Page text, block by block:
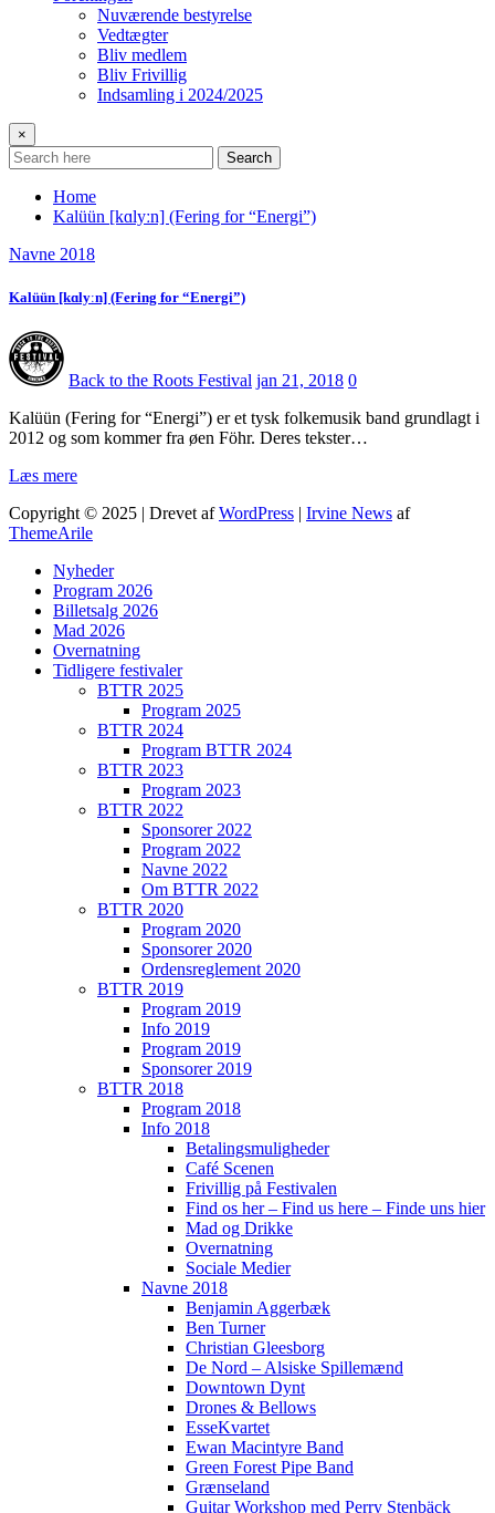
Nuværende bestyrelse
Vedtægter
Bliv medlem
Bliv Frivillig
Indsamling i 2024/2025
×
Search
Home
Kalüün [kɑlyːn] (Fering for “Energi”)
Navne 2018
Kalüün [kɑlyːn] (Fering for “Energi”)
Back to the Roots Festival jan 21, 2018 0
Kalüün (Fering for “Energi”) er et tysk folkemusik band grundlagt i
2012 og som kommer fra øen Föhr. Deres tekster…
Læs mere
Copyright © 2025 | Drevet afWordPress | Irvine News af
ThemeArile
Nyheder
Program 2026
Billetsalg 2026
Mad 2026
Overnatning
Tidligere festivaler
BTTR 2025
Program 2025
BTTR 2024
Program BTTR 2024
BTTR 2023
Program 2023
BTTR 2022
Sponsorer 2022
Program 2022
Navne 2022
Om BTTR 2022
BTTR 2020
Program 2020
Sponsorer 2020
Ordensreglement 2020
BTTR 2019
Program 2019
Info 2019
Program 2019
Sponsorer 2019
BTTR 2018
Program 2018
Info 2018
Betalingsmuligheder
Café Scenen
Frivillig på Festivalen
Find os her – Find us here – Finde uns hier
Mad og Drikke
Overnatning
Sociale Medier
Navne 2018
Benjamin Aggerbæk
Ben Turner
Christian Gleesborg
De Nord – Alsiske Spillemænd
Downtown Dynt
Drones & Bellows
EsseKvartet
Ewan Macintyre Band
Green Forest Pipe Band
Grænseland
Guitar Workshop med Perry Stenbäck